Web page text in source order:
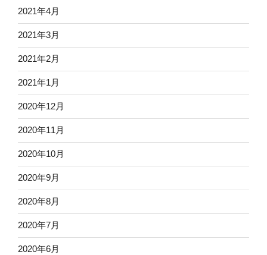
2021年4月
2021年3月
2021年2月
2021年1月
2020年12月
2020年11月
2020年10月
2020年9月
2020年8月
2020年7月
2020年6月